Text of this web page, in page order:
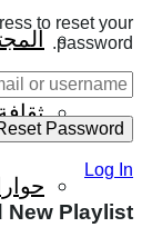
to reset your
password.
Log In
New Playlist